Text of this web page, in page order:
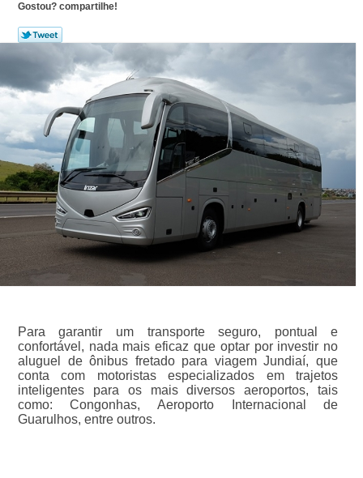
Gostou? compartilhe!
Para garantir um transporte seguro, pontual e
confortável, nada mais eficaz que optar por investir no
aluguel de ônibus fretado para viagem Jundiaí, que
conta com motoristas especializados em trajetos
inteligentes para os mais diversos aeroportos, tais
como: Congonhas, Aeroporto Internacional de
Guarulhos, entre outros.